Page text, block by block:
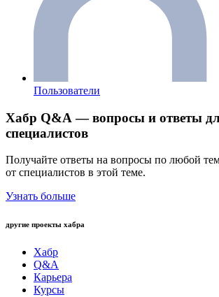
Пользователи
Хабр Q&A — вопросы и ответы
специалистов
Получайте ответы на вопросы по любой
от специалистов в этой теме.
Узнать больше
другие проекты хабра
Хабр
Q&A
Карьера
Курсы